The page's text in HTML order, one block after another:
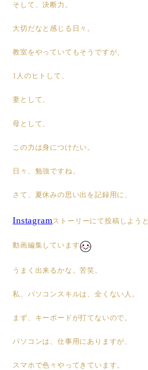
そして、決断力。
大切だなと感じる日々。
教室をやっていてもそうですが、
1人のヒトして、
妻として、
母として、
この力は身につけたい。
日々、勉強ですね。
さて、夏休みの思い出を記録用に、
Instagramストーリーにて投稿しようと
動画編集しています
うまく出来るかな。苦笑。
私、パソコンスキルは、全くない人。
まず、キーボードが打てないので。
パソコンは、仕事用にありますが、
スマホで色々やってきています。